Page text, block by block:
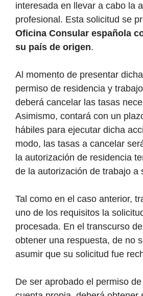
interesada en llevar a cabo la
profesional. Esta solicitud se
Oficina Consular española
su país de origen.
Al momento de presentar
permiso de residencia y
deberá cancelar las tasas
Asimismo, contará con un
hábiles para ejecutar dicha
modo, las tasas a cancelar
la autorización de residencia
de la autorización de trabajo a
Tal como en el caso anterior,
uno de los requisitos la
procesada. En el transcurso
obtener una respuesta, de no
asumir que su solicitud fue
De ser aprobado el permiso